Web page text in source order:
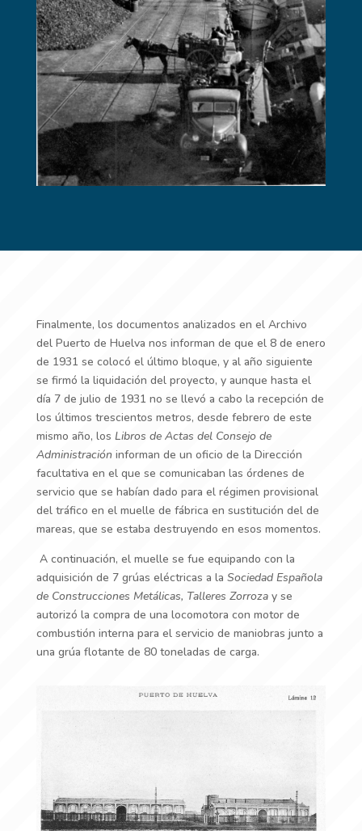
Finalmente, los documentos analizados en el Archivo
del Puerto de Huelva nos informan de que el 8 de enero
de 1931 se colocó el último bloque, y al año siguiente
se firmó la liquidación del proyecto, y aunque hasta el
día 7 de julio de 1931 no se llevó a cabo la recepción de
los últimos trescientos metros, desde febrero de este
mismo año, los Libros de Actas del Consejo de
Administración informan de un oficio de la Dirección
facultativa en el que se comunicaban las órdenes de
servicio que se habían dado para el régimen provisional
del tráfico en el muelle de fábrica en sustitución del de
mareas, que se estaba destruyendo en esos momentos.
A continuación, el muelle se fue equipando con la
adquisición de 7 grúas eléctricas a la Sociedad Española
de Construcciones Metálicas, Talleres Zorroza y se
autorizó la compra de una locomotora con motor de
combustión interna para el servicio de maniobras junto a
una grúa flotante de 80 toneladas de carga.